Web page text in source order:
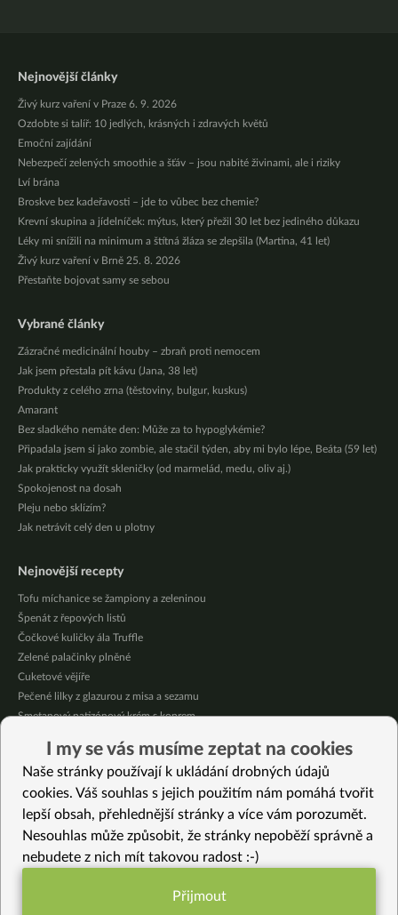
Nejnovější články
Živý kurz vaření v Praze 6. 9. 2026
Ozdobte si talíř: 10 jedlých, krásných i zdravých květů
Emoční zajídání
Nebezpečí zelených smoothie a šťáv – jsou nabité živinami, ale i riziky
Lví brána
Broskve bez kadeřavosti – jde to vůbec bez chemie?
Krevní skupina a jídelníček: mýtus, který přežil 30 let bez jediného důkazu
Léky mi snížili na minimum a štítná žláza se zlepšila (Martina, 41 let)
Živý kurz vaření v Brně 25. 8. 2026
Přestaňte bojovat samy se sebou
Vybrané články
Zázračné medicinální houby – zbraň proti nemocem
Jak jsem přestala pít kávu (Jana, 38 let)
Produkty z celého zrna (těstoviny, bulgur, kuskus)
Amarant
Bez sladkého nemáte den: Může za to hypoglykémie?
Připadala jsem si jako zombie, ale stačil týden, aby mi bylo lépe, Beáta (59 let)
Jak prakticky využít skleničky (od marmelád, medu, oliv aj.)
Spokojenost na dosah
Pleju nebo sklízím?
Jak netrávit celý den u plotny
Nejnovější recepty
Tofu míchanice se žampiony a zeleninou
Špenát z řepových listů
Čočkové kuličky ála Truffle
Zelené palačinky plněné
Cuketové vějíře
Pečené lilky z glazurou z misa a sezamu
Smetanový patizónový krém s koprem
Pikantní mexická kukuřice se “sýrovou” omáčkou
Citrónové jablečné muffiny se sójovou šlehačkou
Vybrané recepty
Rizoto s kopřivovým pestem
Makovo-švestková dobrota
Veganská krémová polévka ze zeleného chřestu
I my se vás musíme zeptat na cookies
Naše stránky používají k ukládání drobných údajů
cookies. Váš souhlas s jejich použitím nám pomáhá tvořit
lepší obsah, přehlednější stránky a více vám porozumět.
Nesouhlas může způsobit, že stránky nepoběží správně a
nebudete z nich mít takovou radost :-)
Funkční nastavení potřebujeme (vždy
Přijmout